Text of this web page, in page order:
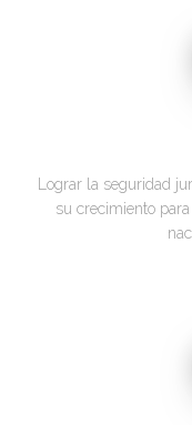
Lograr la seguridad
su crecimiento